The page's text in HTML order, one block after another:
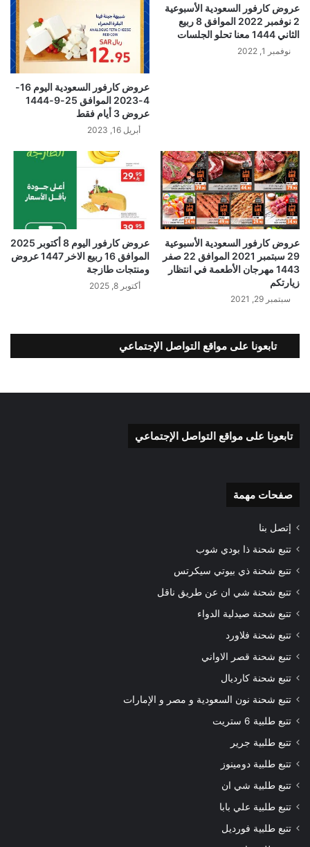
عروض كارفور السعودية الأسبوعية
2 نوفمبر 2022 الموافق 8 ربيع
الثاني 1444 معنا تحلو الجلسات
نوفمبر 1, 2022
عروض كارفور السعودية اليوم 16-
4-2023 الموافق 25-9-1444
عروض 3 أيام فقط
أبريل 16, 2023
عروض كارفور السعودية الأسبوعية
29 سبتمبر 2021 الموافق 22 صفر
1443 مهرجان الأطعمة في انتظار
زيارتكم
سبتمبر 29, 2021
عروض كارفور اليوم 8 أكتوبر 2025
الموافق 16 ربيع الاخر 1447 عروض
ومنتجات طازجة
أكتوبر 8, 2025
تابعونا على مواقع التواصل الإجتماعي
تابعونا على مواقع التواصل الإجتماعي
صفحات مهمة
إتصل بنا
تتبع شحنة ذا بودي شوب
تتبع شحنة ذي بيوتي سيكرتس
تتبع شحنة شي ان عن طريق ناقل
تتبع شحنة صيدلية الدواء
تتبع شحنة فلاورد
تتبع شحنة قصر الاواني
تتبع شحنة كارديال
تتبع شحنة نون السعودية و مصر و الإمارات
تتبع طلبية 6 ستريت
تتبع طلبية جرير
تتبع طلبية دومينوز
تتبع طلبية شي ان
تتبع طلبية علي بابا
تتبع طلبية فورديل